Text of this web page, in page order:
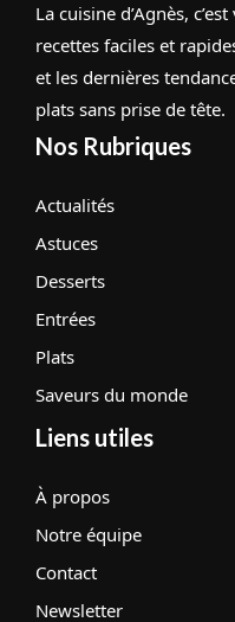
La cuisine d’Agnès,
recettes faciles et
et les dernières
plats sans prise de tête.
Nos Rubriques
Actualités
Astuces
Desserts
Entrées
Plats
Saveurs du monde
Liens utiles
À propos
Notre équipe
Contact
Newsletter